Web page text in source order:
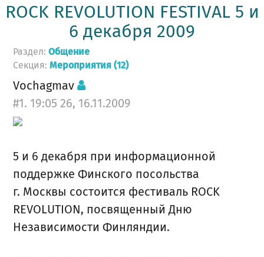
ROCK REVOLUTION FESTIVAL 5 и
6 декабря 2009
Раздел:Общение
Секция:Мероприятия (12)
Vochagmav
#1. 19:05 26, 16.11.2009
5 и 6 декабря при информационной
поддержке Финского посольства
г. Москвы состоится фестиваль ROCK
REVOLUTION, посвященный Дню
Независимости Финляндии.